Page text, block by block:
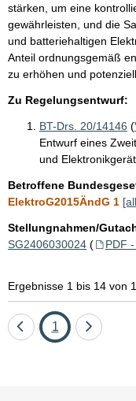
stärken, um eine
gewährleisten, und die
und batteriehaltigen
Anteil ordnungsgemäß
zu erhöhen und
Zu Regelungsentwurf:
BT-Drs. 20/14146 (
Entwurf eines
und
Betroffene
ElektroG2015ÄndG 1
Stellungnahmen/
SG2406030024 ( PDF
Ergebnisse 1 bis 14 von
EineSeite
1
Eine